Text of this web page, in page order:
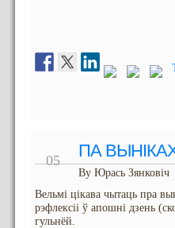
05 ПА
By Юрась Зянковіч
Вельмі цікава чытаць пра
рэфлексіі ў апошні дзень
гульнёй.